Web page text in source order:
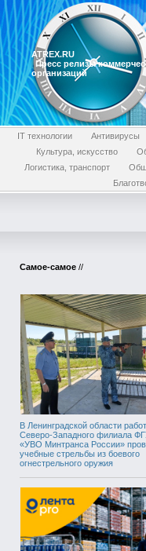
ATREX.RU
Пресс релизы
организаций
IT технологии Антивирусы
Культура, искусство
Логистика, транспорт
Самое-самое //
В Ленинградской области
Северо-Западного филиала
«УВО Минтранса России»
учебные стрельбы из боевого
огнестрельного оружия